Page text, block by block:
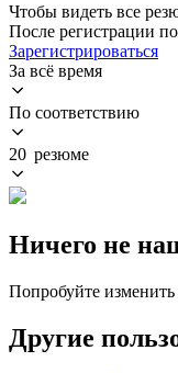
Чтобы видеть все
После регистрации
Зарегистрироваться
За всё время
По соответствию
20 резюме
Ничего не
Попробуйте
Другие